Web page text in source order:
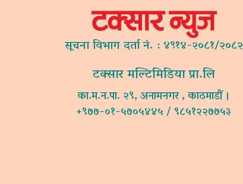
सूचना विभाग दर्ता नं. : ४९१४-२०८१/२०८२
टक्सार मल्टिमिडिया प्रा.लि
का.म.न.पा. २९, अनामनगर , काठमाडौं ।
+९७७-०१-५७०५४४५ / ९८५१२२७७५३